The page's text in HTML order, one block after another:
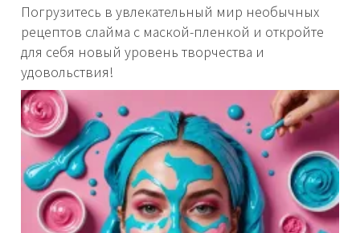
Погрузитесь в увлекательный мир необычных
рецептов слайма с маской-пленкой и откройте
для себя новый уровень творчества и
удовольствия!